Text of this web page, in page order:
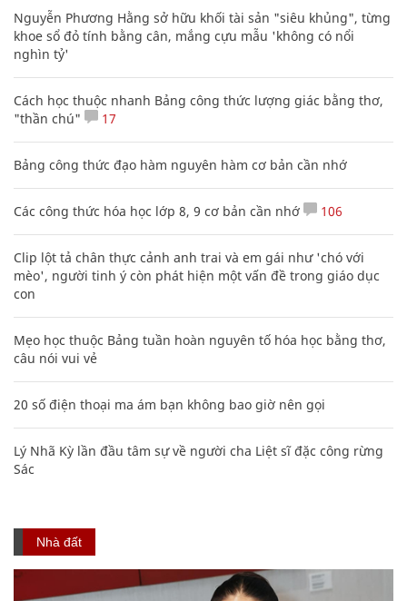
Nguyễn Phương Hằng sở hữu khối tài sản "siêu khủng", từng
khoe sổ đỏ tính bằng cân, mắng cựu mẫu 'không có nổi
nghìn tỷ'
Cách học thuộc nhanh Bảng công thức lượng giác bằng thơ,
"thần chú"
17
Bảng công thức đạo hàm nguyên hàm cơ bản cần nhớ
Các công thức hóa học lớp 8, 9 cơ bản cần nhớ 106
Clip lột tả chân thực cảnh anh trai và em gái như 'chó với
mèo', người tinh ý còn phát hiện một vấn đề trong giáo dục
con
Mẹo học thuộc Bảng tuần hoàn nguyên tố hóa học bằng thơ,
câu nói vui vẻ
20 số điện thoại ma ám bạn không bao giờ nên gọi
Lý Nhã Kỳ lần đầu tâm sự về người cha Liệt sĩ đặc công rừng
Sác
Nhà đất